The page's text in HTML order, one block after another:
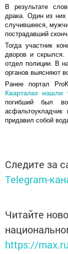
В результате
драка. Один из них
случившееся,
пострадавший
Тогда участник
дворов и
отдел полиции. В
органов выясняют
Ранее портал
Кварталах
погибший был
придавил собой
Следите за
Telegram-
Читайте
https://